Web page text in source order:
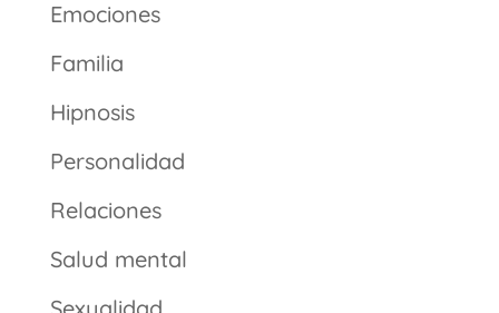
Emociones
Familia
Hipnosis
Personalidad
Relaciones
Salud mental